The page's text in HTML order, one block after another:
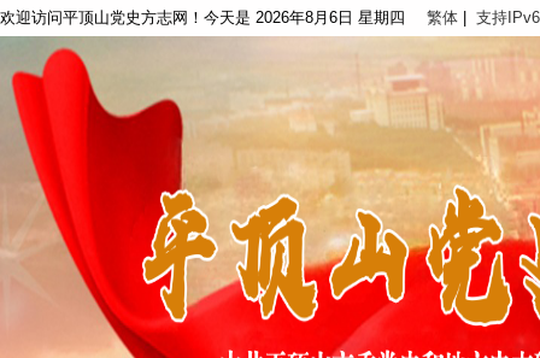
欢迎访问平顶山党史方志网！今天是 2026年8月6日 星期四 繁体 支持IPv6